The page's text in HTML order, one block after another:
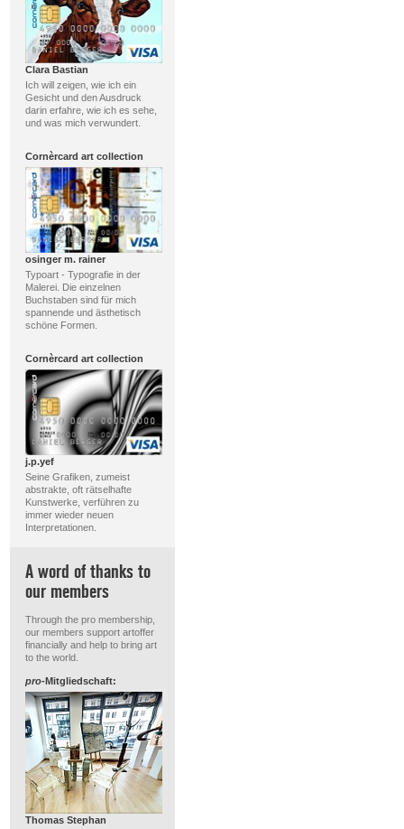
Clara Bastian
Ich will zeigen, wie ich ein
Gesicht und den Ausdruck
darin erfahre, wie ich es sehe,
und was mich verwundert.
Cornèrcard art collection
osinger m. rainer
Typoart - Typografie in der
Malerei. Die einzelnen
Buchstaben sind für mich
spannende und ästhetisch
schöne Formen.
Cornèrcard art collection
j.p.yef
Seine Grafiken, zumeist
abstrakte, oft rätselhafte
Kunstwerke, verführen zu
immer wieder neuen
Interpretationen.
A word of thanks to
our members
Through the pro membership,
our members support artoffer
financially and help to bring art
to the world.
pro-Mitgliedschaft:
Thomas Stephan